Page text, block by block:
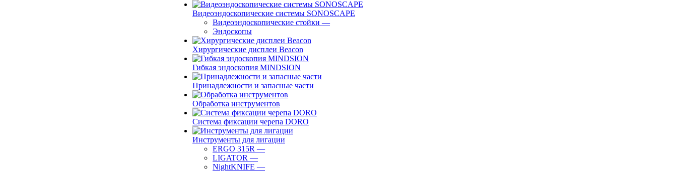
Видеоэндоскопические системы SONOSCAPE
Видеоэндоскопические стойки —
Эндоскопы
Хирургические дисплеи Beacon
Гибкая эндоскопия MINDSION
Принадлежности и запасные части
Обработка инструментов
Система фиксации черепа DORO
Инструменты для лигации
ERGO 315R —
LIGATOR —
NightKNIFE —